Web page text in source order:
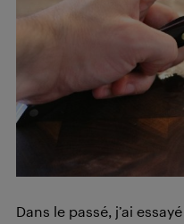
Dans le passé, j’ai